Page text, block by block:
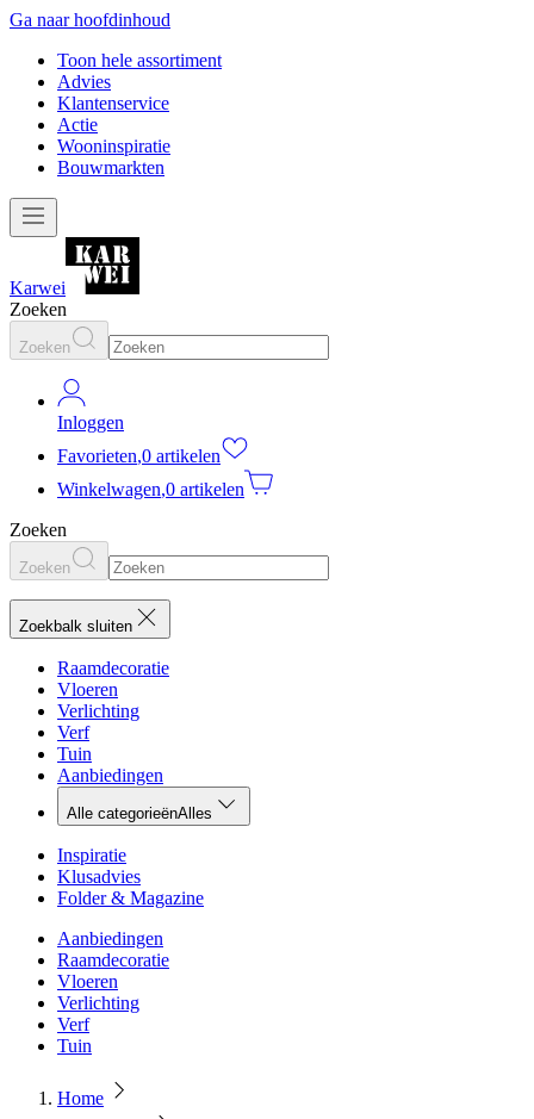
Ga naar hoofdinhoud
Toon hele assortiment
Advies
Klantenservice
Actie
Wooninspiratie
Bouwmarkten
Karwei
Zoeken
Zoeken
Inloggen
Favorieten,0 artikelen
Winkelwagen,0 artikelen
Zoeken
Zoeken
Zoekbalk sluiten
Raamdecoratie
Vloeren
Verlichting
Verf
Tuin
Aanbiedingen
Alle categorieënAlles
Inspiratie
Klusadvies
Folder & Magazine
Aanbiedingen
Raamdecoratie
Vloeren
Verlichting
Verf
Tuin
Home